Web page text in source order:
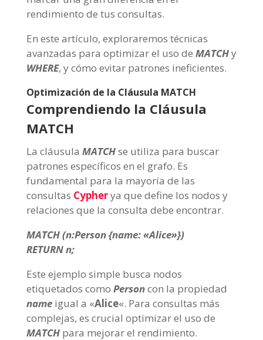
rendimiento de tus consultas.
En este artículo, exploraremos técnicas
avanzadas para optimizar el uso de MATCHy
WHERE, y cómo evitar patrones ineficientes.
Optimización de la Cláusula MATCH
Comprendiendo la Cláusula
MATCH
La cláusula MATCHse utiliza para buscar
patrones específicos en el grafo. Es
fundamental para la mayoría de las
consultas Cypherya que define los nodos y
relaciones que la consulta debe encontrar.
MATCH (n:Person {name: «Alice»})
RETURN n;
Este ejemplo simple busca nodos
etiquetados como Personcon la propiedad
nameigual a «Alice«. Para consultas más
complejas, es crucial optimizar el uso de
MATCHpara mejorar el rendimiento.